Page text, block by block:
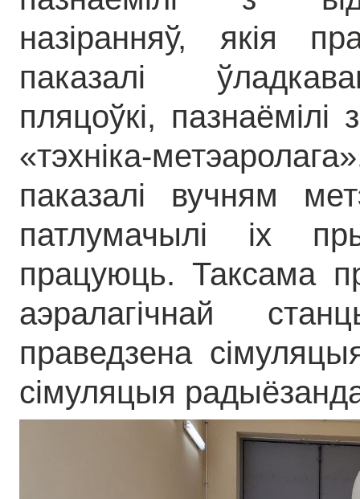
назіранняў, якія
паказалі
пляцоўкі, пазнаёмілі
«тэхніка-
паказалі вучням
патлумачылі іх
працуюць. Таксама
аэралагічнай
праведзена
сімуляцыя